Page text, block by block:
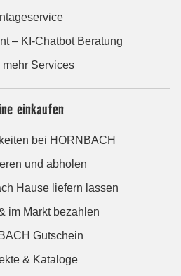
– KI-Chatbot Beratung
mehr Services
einkaufen
bei HORNBACH
und abholen
Hause liefern lassen
im Markt bezahlen
Gutschein
& Kataloge